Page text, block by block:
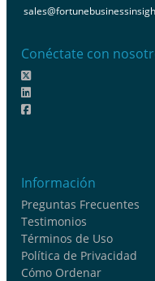
Conéctate con
Información
Preguntas Frecuentes
Testimonios
Términos de Uso
Política de Privacidad
Cómo Ordenar